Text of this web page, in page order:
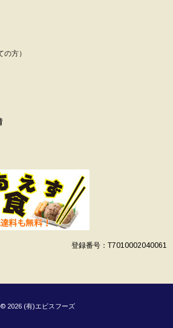
方）
登録番号：T7010002040061
© 2026 (有)エビスフーズ